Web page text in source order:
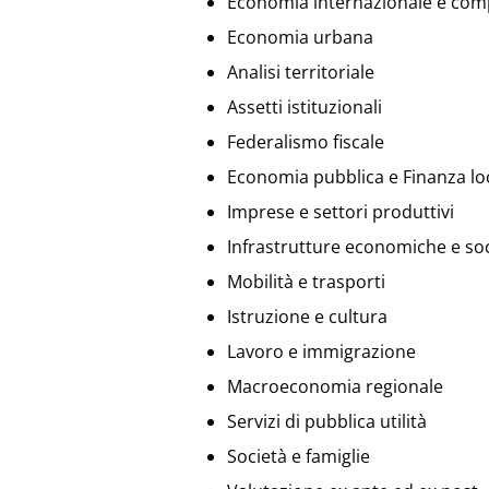
Economia urbana
Analisi territoriale
Assetti istituzionali
Federalismo fiscale
Economia pubblica e Finanza
Imprese e settori produttivi
Infrastrutture economiche e
Mobilità e trasporti
Istruzione e cultura
Lavoro e immigrazione
Macroeconomia regionale
Servizi di pubblica utilità
Società e famiglie